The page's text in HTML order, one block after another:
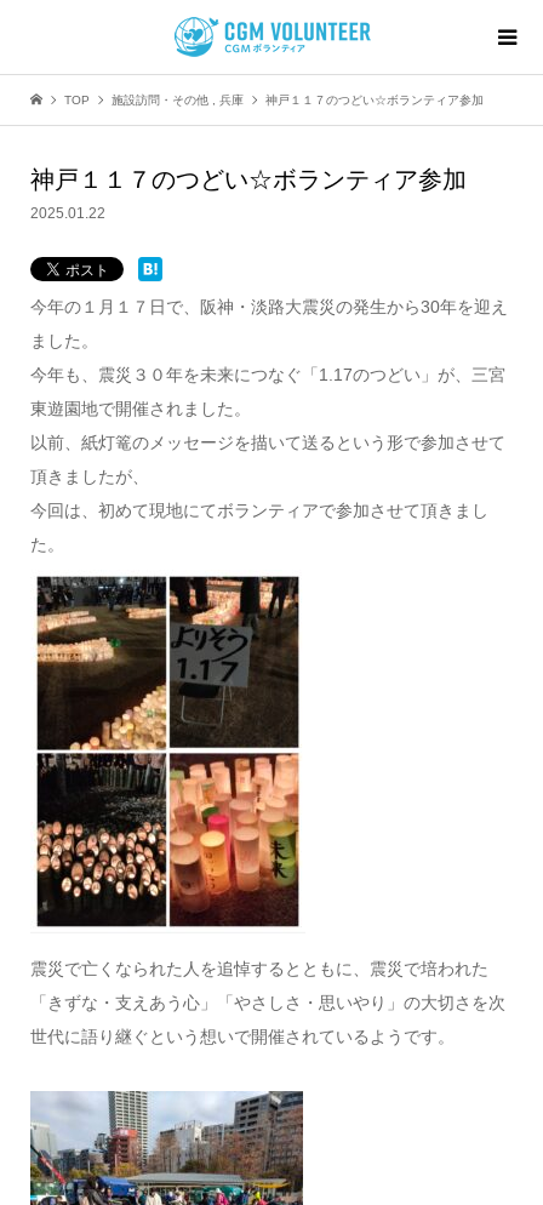
TOP 施設訪問・その他 兵庫 神戸１１７のつどい☆ボランティア参加
神戸１１７のつどい☆ボランティア参加
2025.01.22
今年の１月１７日で、阪神・淡路大震災の発生から30年を迎え
ました。
今年も、震災３０年を未来につなぐ「1.17のつどい」が、三宮
東遊園地で開催されました。
以前、紙灯篭のメッセージを描いて送るという形で参加させて
頂きましたが、
今回は、初めて現地にてボランティアで参加させて頂きまし
た。
震災で亡くなられた人を追悼するとともに、震災で培われた
「きずな・支えあう心」「やさしさ・思いやり」の大切さを次
世代に語り継ぐという想いで開催されているようです。